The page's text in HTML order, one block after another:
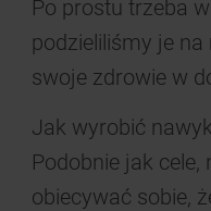
Po prostu trzeba
podzieliliśmy je
swoje zdrowie w
Jak wyrobić
Podobnie jak
obiecywać sobie,